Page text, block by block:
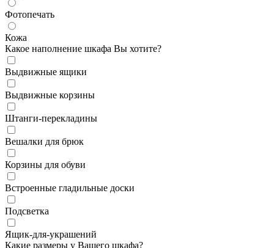
Фотопечать
Кожа
Какое наполнение шкафа Вы хотите?
Выдвижные ящики
Выдвижные корзины
Штанги-перекладины
Вешалки для брюк
Корзины для обуви
Встроенные гладильные доски
Подсветка
Ящик-для-украшений
Какие размеры у Вашего шкафа?